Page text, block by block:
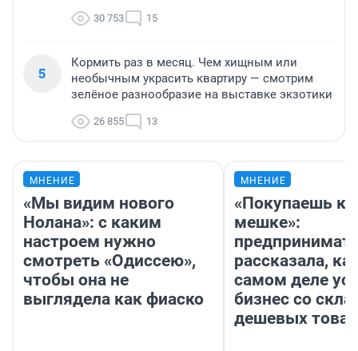
30 753 15
5
Кормить раз в месяц. Чем хищным или
необычным украсить квартиру — смотрим
зелёное разнообразие на выставке экзотики
26 855 13
МНЕНИЕ
«Мы видим нового
Нолана»: с каким
настроем нужно
смотреть «Одиссею»,
чтобы она не
выглядела как фиаско
МНЕНИЕ
«Покупаешь
мешке»:
рассказала,
самом деле
бизнес со
дешевых